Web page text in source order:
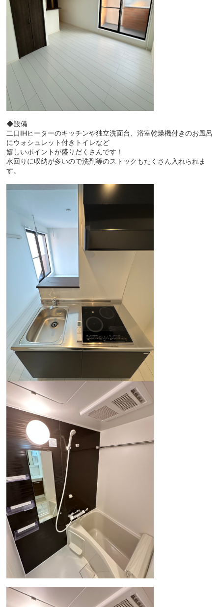
◆設備
二口IHヒーターのキッチンや独立洗面台、浴室乾燥機付きのお風呂
にウォシュレット付きトイレなど
嬉しいポイントが盛りだくさんです！
水回りに収納が多いので洗剤等のストックもたくさん入れられま
す。